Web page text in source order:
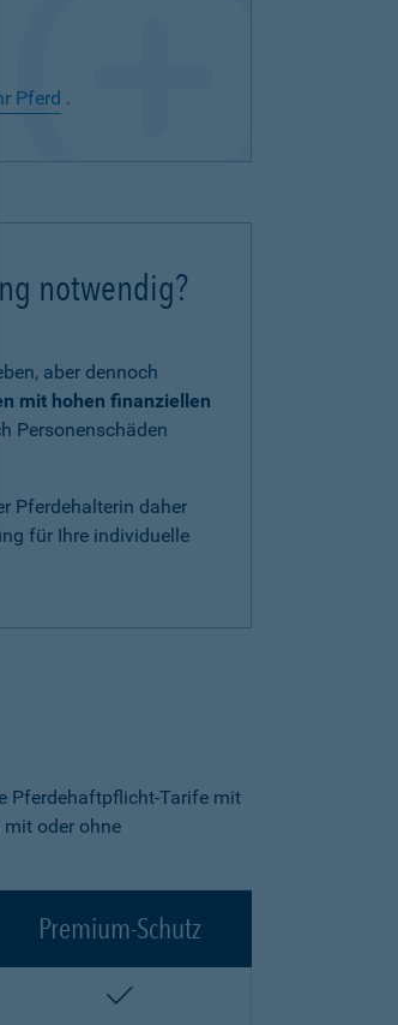
Pferd .
notwendig?
aber dennoch
mit hohen finanziellen
Personenschäden
Pferdehalterin daher
für Ihre individuelle
Pferdehaftpflicht-Tarife mit
mit oder ohne
Premium-Schutz
enthalten